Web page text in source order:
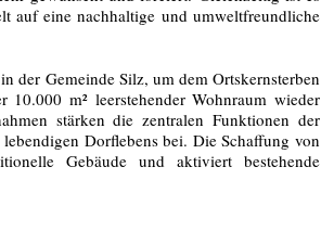
auf eine nachhaltige und umweltfreundliche
der Gemeinde Silz, um dem Ortskernsterben
m² leerstehender Wohnraum wieder
stärken die zentralen Funktionen der
Dorflebens bei. Die Schaffung von
Gebäude und aktiviert bestehende